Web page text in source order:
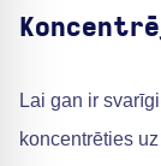
Lai gan ir
koncentrēties